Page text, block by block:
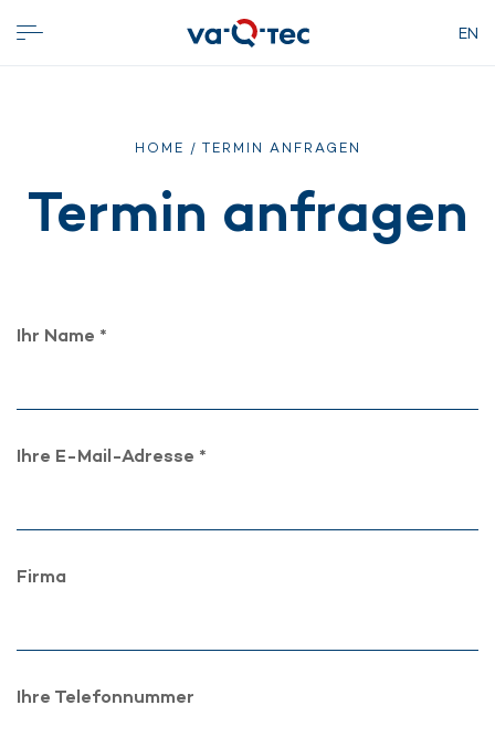
EN
HOME / TERMIN ANFRAGEN
Termin anfragen
Ihr Name *
Ihre E-Mail-Adresse *
Firma
Ihre Telefonnummer